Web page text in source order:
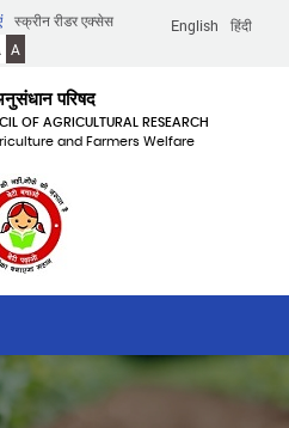
English हिंदी
स्क्रीन रीडर एक्सेस
A
परिषद
OF AGRICULTURAL RESEARCH
and Farmers Welfare